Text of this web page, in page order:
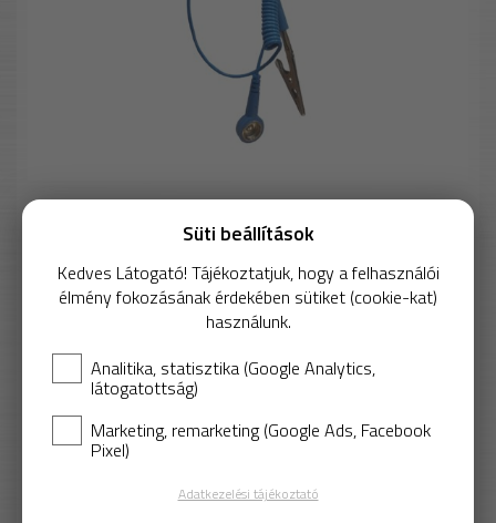
Főbb jellemzők
Földelőkábel az ESD védelmi alkatrészek
csatlakoztatásához / csatlakoztatásához
Megfelel a DIN EN 61340-5-1 "ESD szabvány"
követelményeinek
Süti beállítások
Kedves Látogató! Tájékoztatjuk, hogy a felhasználói
élmény fokozásának érdekében sütiket (cookie-kat)
használunk.
Analitika, statisztika (Google Analytics,
látogatottság)
Marketing, remarketing (Google Ads, Facebook
Pixel)
Adatkezelési tájékoztató